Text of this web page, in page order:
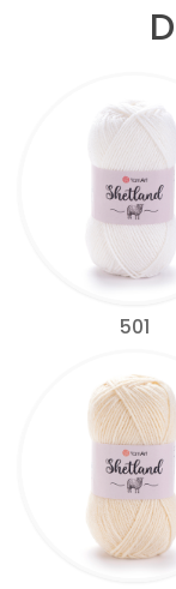
501